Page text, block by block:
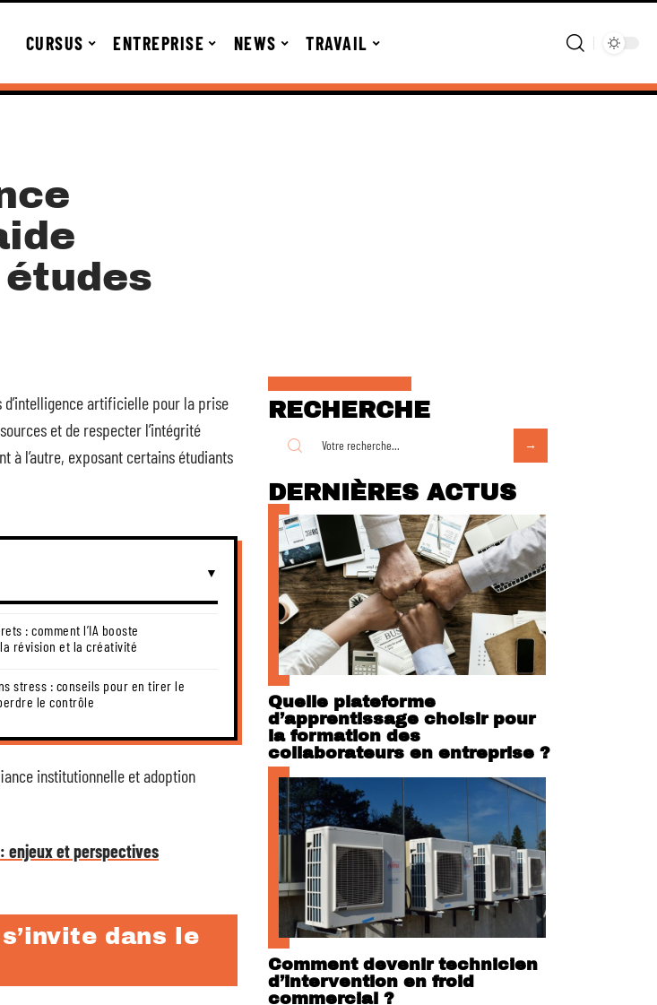
CURSUS ENTREPRISE NEWS TRAVAIL
d’intelligence artificielle pour la prise
et de respecter l’intégrité
à l’autre, exposant certains étudiants
: comment l’IA booste
révision et la créativité
stress : conseils pour en tirer le
le contrôle
institutionnelle et adoption
enjeux et perspectives
dans le
RECHERCHE
DERNIÈRES ACTUS
Quelle plateforme
d’apprentissage choisir pour
la formation des
collaborateurs en entreprise ?
Comment devenir technicien
d’intervention en froid
commercial ?